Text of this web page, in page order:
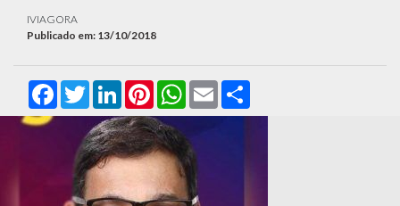
IVIAGORA
Publicado em: 13/10/2018
FacebookTwitterLinkedInPinterestWhatsApp
Email